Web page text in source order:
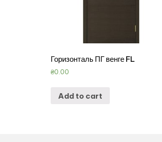
Горизонталь ПГ венге FL
₴0.00
Add to cart